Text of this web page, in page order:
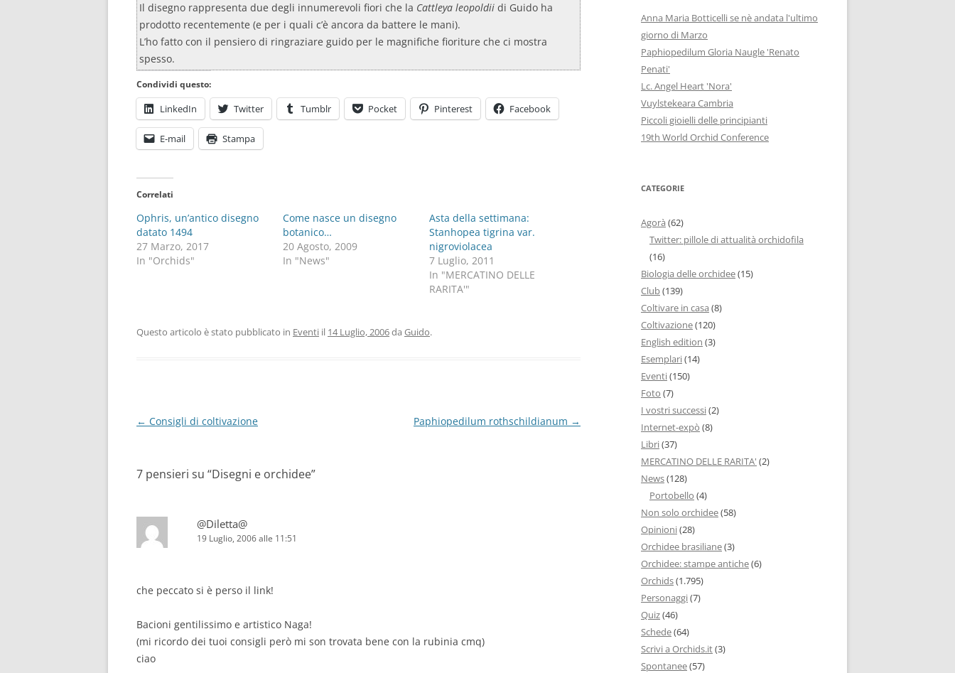
Il disegno rappresenta due degli innumerevoli fiori che la Cattleya leopoldii di Guido ha
prodotto recentemente (e per i quali c’è ancora da battere le mani).
L’ho fatto con il pensiero di ringraziare guido per le magnifiche fioriture che ci mostra
spesso.
Condividi questo:
LinkedIn Twitter Tumblr Pocket Pinterest Facebook
E-mail Stampa
Correlati
Ophris, un’antico disegno
datato 1494
27 Marzo, 2017
In "Orchids"
Come nasce un disegno
botanico…
20 Agosto, 2009
In "News"
Asta della settimana:
Stanhopea tigrina var.
nigroviolacea
7 Luglio, 2011
In "MERCATINO DELLE
RARITA'"
Questo articolo è stato pubblicato in Eventi il 14 Luglio, 2006da Guido.
Navigazione
← Consigli di coltivazione Paphiopedilum rothschildianum →
7 pensieri su “Disegni e orchidee”
@Diletta@
19 Luglio, 2006 alle 11:51
che peccato si è perso il link!
Bacioni gentilissimo e artistico Naga!
(mi ricordo dei tuoi consigli però mi son trovata bene con la rubinia cmq)
ciao
Anna Maria Botticelli se nè andata l'ultimo
giorno di Marzo
Paphiopedilum Gloria Naugle 'Renato
Penati'
Lc. Angel Heart 'Nora'
Vuylstekeara Cambria
Piccoli gioielli delle principianti
19th World Orchid Conference
CATEGORIE
Agorà (62)
Twitter: pillole di attualità orchidofila
(16)
Biologia delle orchidee(15)
Club(139)
Coltivare in casa (8)
Coltivazione(120)
English edition (3)
Esemplari(14)
Eventi(150)
Foto (7)
I vostri successi(2)
Internet-expò (8)
Libri(37)
MERCATINO DELLE RARITA' (2)
News(128)
Portobello (4)
Non solo orchidee(58)
Opinioni(28)
Orchidee brasiliane(3)
Orchidee: stampe antiche(6)
Orchids(1.795)
Personaggi(7)
Quiz(46)
Schede(64)
Scrivi a Orchids.it(3)
Spontanee(57)